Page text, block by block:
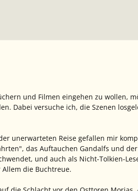
und Filmen eingehen zu wollen,
Dabei versuche ich, die Szenen
unerwarteten Reise gefallen mir
das Auftauchen Gandalfs und
und auch als Nicht-Tolkien-
die Buchtreue.